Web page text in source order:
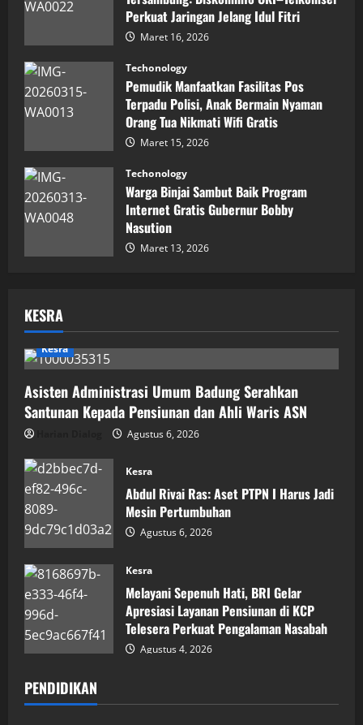
Perkuat Jaringan Jelang Idul Fitri
Maret 16, 2026
Techonology
Pemudik Manfaatkan Fasilitas Pos
Terpadu Polisi, Anak Bermain Nyaman
Orang Tua Nikmati Wifi Gratis
Maret 15, 2026
Techonology
Warga Binjai Sambut Baik Program
Internet Gratis Gubernur Bobby
Nasution
Maret 13, 2026
KESRA
Kesra
Asisten Administrasi Umum Badung Serahkan
Santunan Kepada Pensiunan dan Ahli Waris ASN
Agustus 6, 2026
Kesra
Abdul Rivai Ras: Aset PTPN I Harus Jadi
Mesin Pertumbuhan
Agustus 6, 2026
Kesra
Melayani Sepenuh Hati, BRI Gelar
Apresiasi Layanan Pensiunan di KCP
Telesera Perkuat Pengalaman Nasabah
Agustus 4, 2026
PENDIDIKAN
Pendidikan